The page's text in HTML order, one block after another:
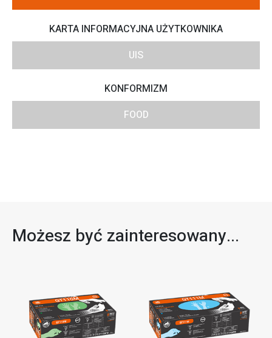
KARTA INFORMACYJNA UŻYTKOWNIKA
UIS
KONFORMIZM
FOOD
Możesz być zainteresowany...